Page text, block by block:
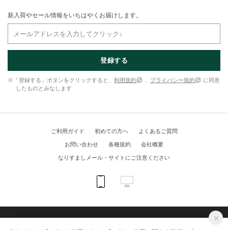
新入荷やセール情報をいちはやくお届けします。
登録する
※「登録する」ボタンをクリックすると、 利用規約 プライバシー規約
に同意
したものとみなします
ご利用ガイド 初めての方へ よくあるご質問
お問い合わせ 各種規約 会社概要
なりすましメール・サイトにご注意ください